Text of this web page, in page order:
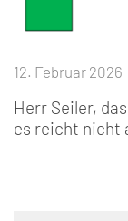
12. Februar 2026
Herr Seiler,
es reicht nicht